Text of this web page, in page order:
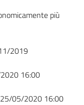
più
2019
16:00
25/05/2020 16:00